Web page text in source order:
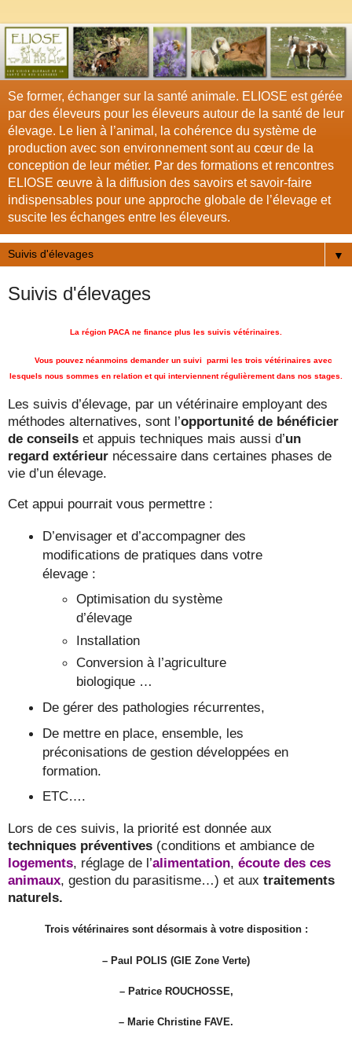
Se former, échanger sur la santé animale. ELIOSE est gérée
par des éleveurs pour les éleveurs autour de la santé de leur
élevage. Le lien à l’animal, la cohérence du système de
production avec son environnement sont au cœur de la
conception de leur métier. Par des formations et rencontres
ELIOSE œuvre à la diffusion des savoirs et savoir-faire
indispensables pour une approche globale de l’élevage et
suscite les échanges entre les éleveurs.
▼
Suivis d'élevages
La région PACA ne finance plus les suivis vétérinaires.
Vous pouvez néanmoins demander un suivi parmi les trois vétérinaires avec
lesquels nous sommes en relation et qui interviennent régulièrement dans nos stages.
Les suivis d’élevage, par un vétérinaire employant des
méthodes alternatives, sont l’opportunité de bénéficier
de conseils et appuis techniques mais aussi d’un
regard extérieur nécessaire dans certaines phases de
vie d’un élevage.
Cet appui pourrait vous permettre :
D’envisager et d’accompagner des
modifications de pratiques dans votre
élevage :
Optimisation du système
d’élevage
Installation
Conversion à l’agriculture
biologique …
De gérer des pathologies récurrentes,
De mettre en place, ensemble, les
préconisations de gestion développées en
formation.
ETC….
Lors de ces suivis, la priorité est donnée aux
techniques préventives (conditions et ambiance de
logements, réglage de l’alimentation, écoute des ces
animaux, gestion du parasitisme…) et aux traitements
naturels.
Trois vétérinaires sont désormais à votre disposition :
– Paul POLIS (GIE Zone Verte)
– Patrice ROUCHOSSE,
– Marie Christine FAVE.